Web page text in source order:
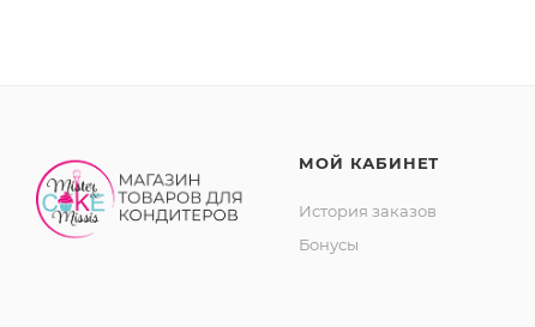
МОЙ КАБИНЕТ
История заказов
Бонусы